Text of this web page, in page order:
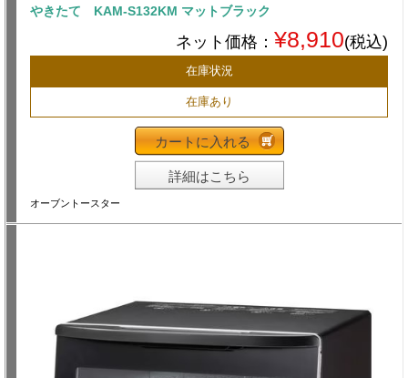
やきたて KAM-S132KM マットブラック
ネット価格： ¥8,910(税込)
在庫状況
在庫あり
カートに入れる
詳細はこちら
オーブントースター